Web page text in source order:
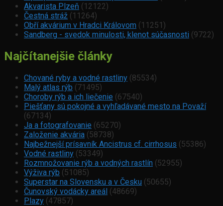
Akvarista Plzeň (12122)
Čestná stráž (11264)
Obří akvárium v Hradci Královom (11251)
Sandberg - svedok minulosti, klenot súčasnosti (9722)
Najčítanejšie články
Chované ryby a vodné rastliny (85534)
Malý atlas rýb (71495)
Choroby rýb a ich liečenie (67540)
Piešťany sú pokojné a vyhľadávané mesto na Považí
(67134)
Ja a fotografovanie (65270)
Založenie akvária (58738)
Najbežnejší prísavník Ancistrus cf. cirrhosus (55386)
Vodné rastliny (53349)
Rozmnožovanie rýb a vodných rastlín (52955)
Výživa rýb (51085)
Superstar na Slovensku a v Česku (50655)
Čunovský vodácky areál (48669)
Plazy (47857)